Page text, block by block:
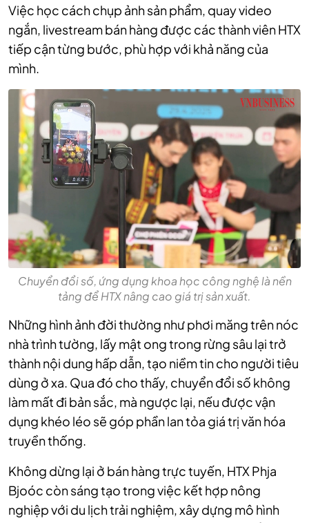
Việc học cách chụp ảnh sản phẩm, quay video
ngắn, livestream bán hàng được các thành viên HTX
tiếp cận từng bước, phù hợp với khả năng của
mình.
Chuyển đổi số, ứng dụng khoa học công nghệ là nền
tảng để HTX nâng cao giá trị sản xuất.
Những hình ảnh đời thường như phơi măng trên nóc
nhà trình tường, lấy mật ong trong rừng sâu lại trở
thành nội dung hấp dẫn, tạo niềm tin cho người tiêu
dùng ở xa. Qua đó cho thấy, chuyển đổi số không
làm mất đi bản sắc, mà ngược lại, nếu được vận
dụng khéo léo sẽ góp phần lan tỏa giá trị văn hóa
truyền thống.
Không dừng lại ở bán hàng trực tuyến, HTX Phja
Bjoóc còn sáng tạo trong việc kết hợp nông
nghiệp với du lịch trải nghiệm, xây dựng mô hình